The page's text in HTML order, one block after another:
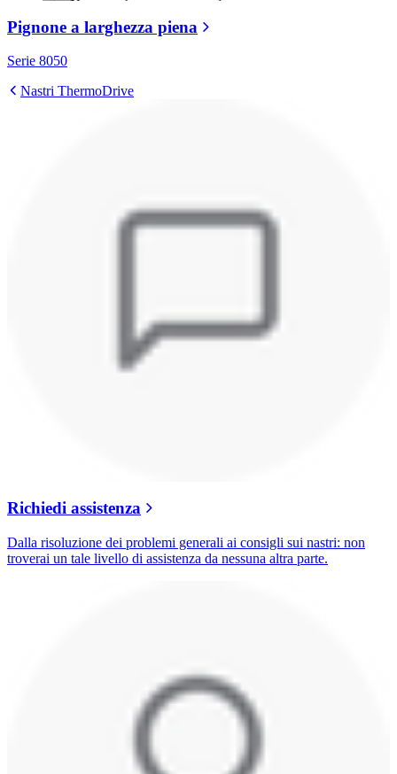
Pignone a larghezza piena
Serie 8050
Nastri ThermoDrive
Richiedi assistenza
Dalla risoluzione dei problemi generali ai consigli sui nastri: non
troverai un tale livello di assistenza da nessuna altra parte.